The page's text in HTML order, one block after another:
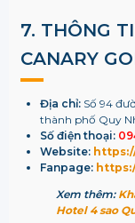
7. THÔNG
CANARY
Địa chỉ:Số 94
thành phố Quy
Số điện thoại:
Website:
Fanpage:​
Xem thêm:
Hotel 4 sao